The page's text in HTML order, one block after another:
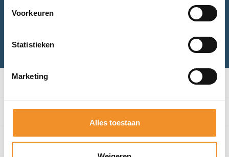
Voorkeuren
Statistieken
Marketing
Alles toestaan
Winkel
Algemeen